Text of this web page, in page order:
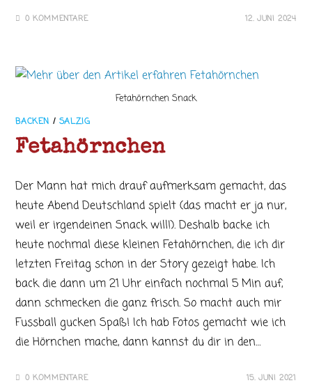
0 KOMMENTARE 12. JUNI 2024
Fetahörnchen Snack
BACKEN / SALZIG
Fetahörnchen
Der Mann hat mich drauf aufmerksam gemacht, das
heute Abend Deutschland spielt (das macht er ja nur,
weil er irgendeinen Snack will!). Deshalb backe ich
heute nochmal diese kleinen Fetahörnchen, die ich dir
letzten Freitag schon in der Story gezeigt habe. Ich
back die dann um 21 Uhr einfach nochmal 5 Min auf,
dann schmecken die ganz frisch. So macht auch mir
Fussball gucken Spaß! Ich hab Fotos gemacht wie ich
die Hörnchen mache, dann kannst du dir in den…
0 KOMMENTARE 15. JUNI 2021